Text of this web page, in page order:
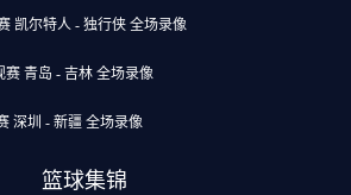
凯尔特人 - 独行侠 全场录像
赛 青岛 - 吉林 全场录像
深圳 - 新疆 全场录像
篮球集锦